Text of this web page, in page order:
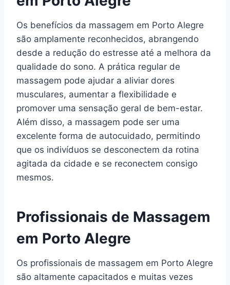
Os benefícios da massagem em Porto Alegre
são amplamente reconhecidos, abrangendo
desde a redução do estresse até a melhora da
qualidade do sono. A prática regular de
massagem pode ajudar a aliviar dores
musculares, aumentar a flexibilidade e
promover uma sensação geral de bem-estar.
Além disso, a massagem pode ser uma
excelente forma de autocuidado, permitindo
que os indivíduos se desconectem da rotina
agitada da cidade e se reconectem consigo
mesmos.
Profissionais de Massagem
em Porto Alegre
Os profissionais de massagem em Porto Alegre
são altamente capacitados e muitas vezes